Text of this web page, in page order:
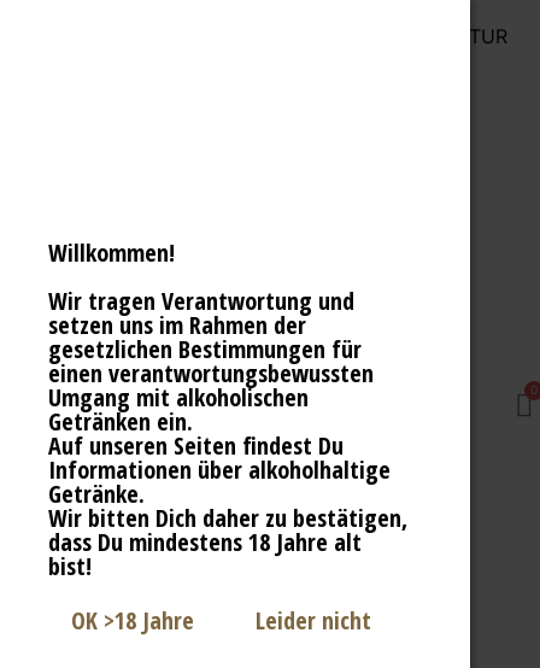
WILLKOMMEN BEI DER CANOE BRAUMANUFAKTUR
0
Willkommen!
Wir tragen Verantwortung und
setzen uns im Rahmen der
gesetzlichen Bestimmungen für
einen verantwortungsbewussten
Umgang mit alkoholischen
Getränken ein.
Auf unseren Seiten findest Du
Informationen über alkoholhaltige
Getränke.
Wir bitten Dich daher zu bestätigen,
dass Du mindestens 18 Jahre alt
bist!